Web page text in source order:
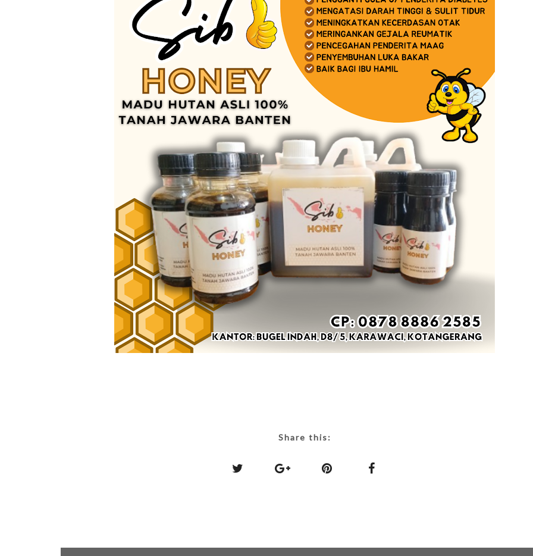
Share this: